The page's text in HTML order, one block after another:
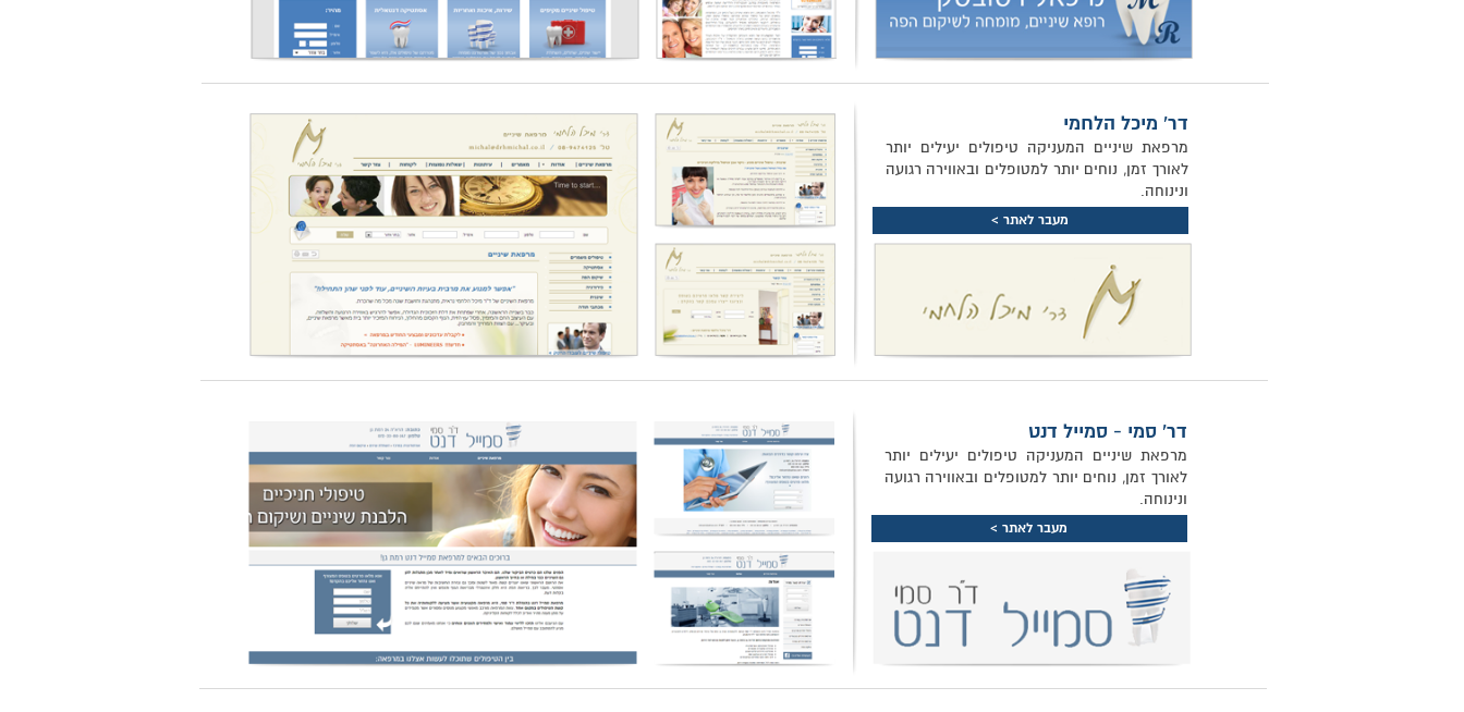
דר' מיכל הלחמי
מרפאת שיניים המעניקה טיפולים יעילים יותר
לאורך זמן, נוחים יותר למטופלים ובאווירה רגועה
ונינוחה.
מעבר לאתר >
דר' סמי - סמייל דנט
מרפאת שיניים המעניקה טיפולים יעילים יותר
לאורך זמן, נוחים יותר למטופלים ובאווירה רגועה
ונינוחה.
מעבר לאתר >